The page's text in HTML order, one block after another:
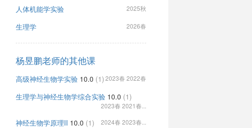
人体机能学实验 2025秋
生理学 2026春
杨昱鹏老师的其他课
高级神经生物学实验 10.0 (1) 2023春 2022春
生理学与神经生物学综合实验 10.0 (1)
2023春 2021春...
神经生物学原理II 10.0 (1) 2024春 2023春...